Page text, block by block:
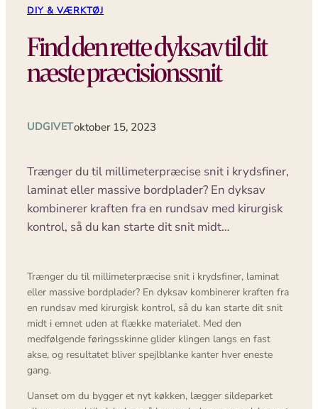
DIY & VÆRKTØJ
Find den rette dyksav til dit
næste præcisionssnit
UDGIVEToktober 15, 2023
Trænger du til millimeterpræcise snit i krydsfiner,
laminat eller massive bordplader? En dyksav
kombinerer kraften fra en rundsav med kirurgisk
kontrol, så du kan starte dit snit midt…
Trænger du til millimeterpræcise snit i krydsfiner, laminat
eller massive bordplader? En dyksav kombinerer kraften fra
en rundsav med kirurgisk kontrol, så du kan starte dit snit
midt i emnet uden at flække materialet. Med den
medfølgende føringsskinne glider klingen langs en fast
akse, og resultatet bliver spejlblanke kanter hver eneste
gang.
Uanset om du bygger et nyt køkken, lægger sildeparket